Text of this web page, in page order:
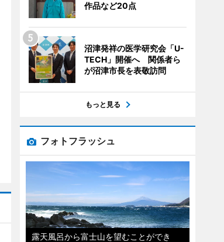
作品など20点
沼津発祥の医学研究会「U-
TECH」開催へ 関係者ら
が沼津市長を表敬訪問
もっと見る
フォトフラッシュ
露天風呂から富士山を望むことができ